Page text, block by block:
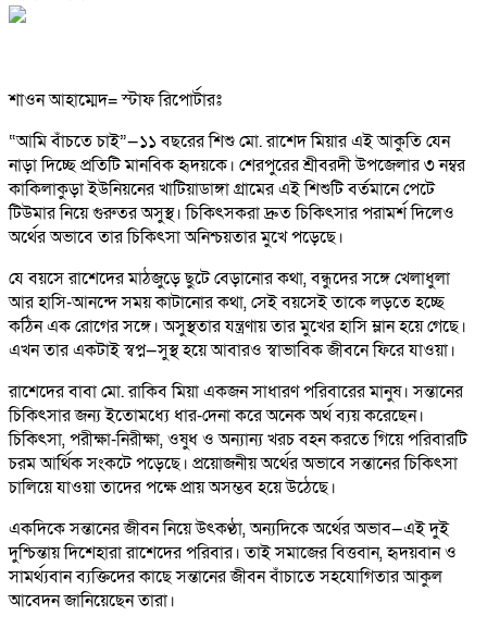
শাওন আহাম্মেদ= স্টাফ রিপোর্টারঃ
“আমি বাঁচতে চাই”—১১ বছরের শিশু মো. রাশেদ মিয়ার এই আকুতি যেন
নাড়া দিচ্ছে প্রতিটি মানবিক হৃদয়কে। শেরপুরের শ্রীবরদী উপজেলার ৩ নম্বর
কাকিলাকুড়া ইউনিয়নের খাটিয়াডাঙ্গা গ্রামের এই শিশুটি বর্তমানে পেটে
টিউমার নিয়ে গুরুতর অসুস্থ। চিকিৎসকরা দ্রুত চিকিৎসার পরামর্শ দিলেও
অর্থের অভাবে তার চিকিৎসা অনিশ্চয়তার মুখে পড়েছে।
যে বয়সে রাশেদের মাঠজুড়ে ছুটে বেড়ানোর কথা, বন্ধুদের সঙ্গে খেলাধুলা
আর হাসি-আনন্দে সময় কাটানোর কথা, সেই বয়সেই তাকে লড়তে হচ্ছে
কঠিন এক রোগের সঙ্গে। অসুস্থতার যন্ত্রণায় তার মুখের হাসি ম্লান হয়ে গেছে।
এখন তার একটাই স্বপ্ন—সুস্থ হয়ে আবারও স্বাভাবিক জীবনে ফিরে যাওয়া।
রাশেদের বাবা মো. রাকিব মিয়া একজন সাধারণ পরিবারের মানুষ। সন্তানের
চিকিৎসার জন্য ইতোমধ্যে ধার-দেনা করে অনেক অর্থ ব্যয় করেছেন।
চিকিৎসা, পরীক্ষা-নিরীক্ষা, ওষুধ ও অন্যান্য খরচ বহন করতে গিয়ে পরিবারটি
চরম আর্থিক সংকটে পড়েছে। প্রয়োজনীয় অর্থের অভাবে সন্তানের চিকিৎসা
চালিয়ে যাওয়া তাদের পক্ষে প্রায় অসম্ভব হয়ে উঠেছে।
একদিকে সন্তানের জীবন নিয়ে উৎকণ্ঠা, অন্যদিকে অর্থের অভাব—এই দুই
দুশ্চিন্তায় দিশেহারা রাশেদের পরিবার। তাই সমাজের বিত্তবান, হৃদয়বান ও
সামর্থ্যবান ব্যক্তিদের কাছে সন্তানের জীবন বাঁচাতে সহযোগিতার আকুল
আবেদন জানিয়েছেন তারা।